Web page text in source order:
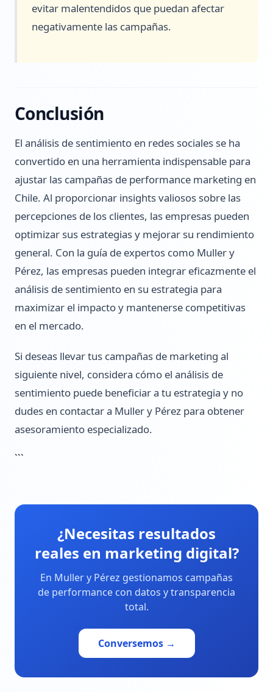
evitar malentendidos que puedan afectar
negativamente las campañas.
Conclusión
El análisis de sentimiento en redes sociales se ha
convertido en una herramienta indispensable para
ajustar las campañas de performance marketing en
Chile. Al proporcionar insights valiosos sobre las
percepciones de los clientes, las empresas pueden
optimizar sus estrategias y mejorar su rendimiento
general. Con la guía de expertos como Muller y
Pérez, las empresas pueden integrar eficazmente el
análisis de sentimiento en su estrategia para
maximizar el impacto y mantenerse competitivas
en el mercado.
Si deseas llevar tus campañas de marketing al
siguiente nivel, considera cómo el análisis de
sentimiento puede beneficiar a tu estrategia y no
dudes en contactar a Muller y Pérez para obtener
asesoramiento especializado.
```
¿Necesitas resultados
reales en marketing digital?
En Muller y Pérez gestionamos campañas
de performance con datos y transparencia
total.
Conversemos →